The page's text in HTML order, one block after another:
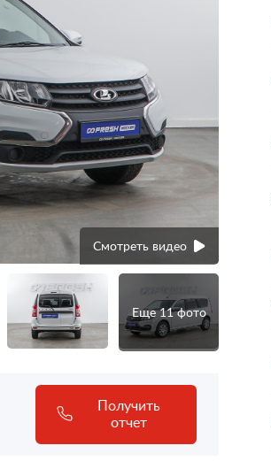
Смотреть видео
Еще 11 фото
Получить
отчет